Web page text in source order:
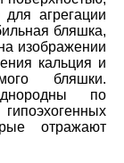
для агрегации
бляшка,
изображении
кальция и
бляшки.
по
отражают